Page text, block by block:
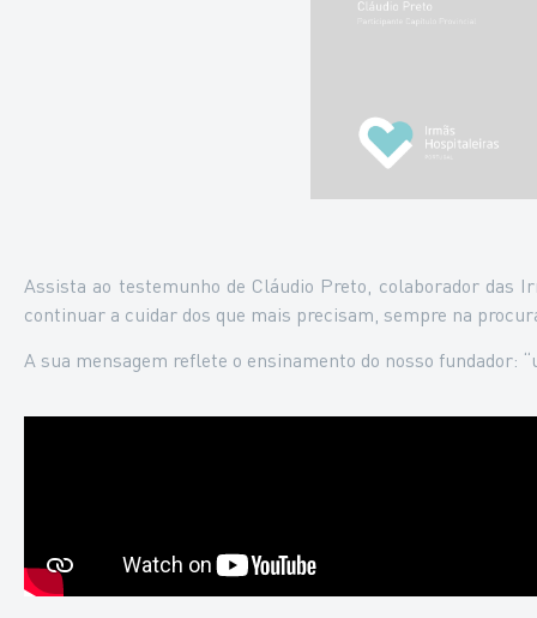
Assista ao testemunho de Cláudio Preto, colaborador das
continuar a cuidar dos que mais precisam, sempre na
A sua mensagem reflete o ensinamento do nosso fundador: